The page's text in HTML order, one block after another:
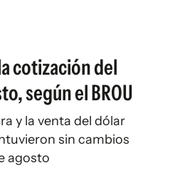
cotización del
según el BROU
y la venta del dólar
sin cambios
agosto